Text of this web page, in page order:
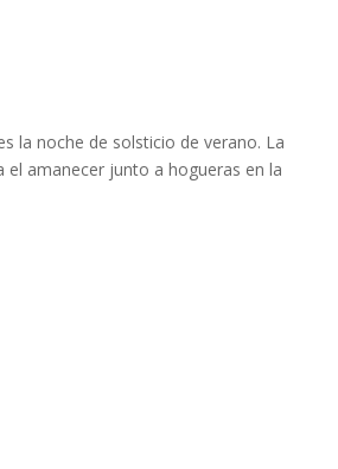
la noche de solsticio de verano. La
amanecer junto a hogueras en la